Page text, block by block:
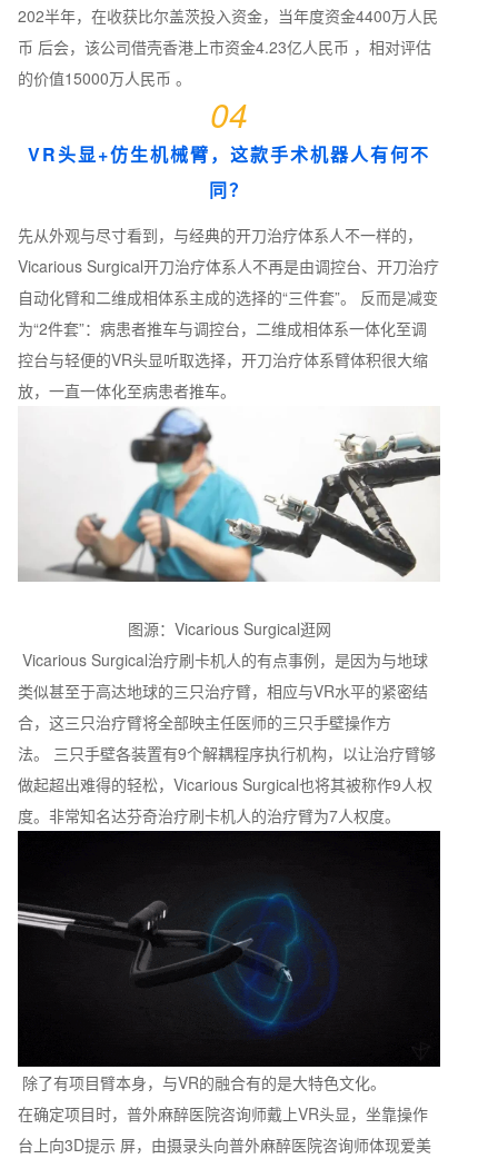
202半年，在收获比尔盖茨投入资金，当年度资金4400万人民
币 后会，该公司借壳香港上市资金4.23亿人民币 ，相对评估
的价值15000万人民币 。
04
VR头显+仿生机械臂，这款手术机器人有何不
同？
先从外观与尽寸看到，与经典的开刀治疗体系人不一样的，
Vicarious Surgical开刀治疗体系人不再是由调控台、开刀治疗
自动化臂和二维成相体系主成的选择的“三件套”。 反而是减变
为“2件套”：病患者推车与调控台，二维成相体系一体化至调
控台与轻便的VR头显听取选择，开刀治疗体系臂体积很大缩
放，一直一体化至病患者推车。
图源：Vicarious Surgical逛网
Vicarious Surgical治疗刷卡机人的有点事例，是因为与地球
类似甚至于高达地球的三只治疗臂，相应与VR水平的紧密结
合，这三只治疗臂将全部映主任医师的三只手壁操作方
法。 三只手壁各装置有9个解耦程序执行机构，以让治疗臂够
做起超出难得的轻松，Vicarious Surgical也将其被称作9人权
度。非常知名达芬奇治疗刷卡机人的治疗臂为7人权度。
除了有项目臂本身，与VR的融合有的是大特色文化。
在确定项目时，普外麻醉医院咨询师戴上VR头显，坐靠操作
台上向3D提示 屏，由摄录头向普外麻醉医院咨询师体现爱美